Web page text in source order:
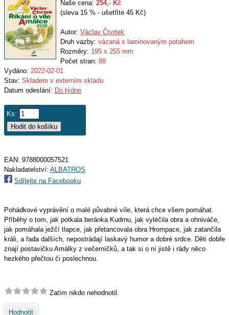
Naše cena: 254,- Kč
(sleva 15 % - ušetříte 45 Kč)
Autor: Václav Čtvrtek
Druh vazby: vázaná s laminovaným potahem
Rozměry: 195 x 255 mm
Počet stran: 88
Vydáno: 2022-02-01
Stav: Skladem v externím skladu
Datum odeslání: Do týdne
Ks:
EAN: 9788000057521
Nakladatelství: ALBATROS
Sdílejte na Facebooku
Pohádkové vyprávění o malé půvabné víle, která chce všem pomáhat.
Příběhy o tom, jak potkala beránka Kudrnu, jak vyléčila obra a ohniváče,
jak pomáhala ježčí tlapce, jak přetancovala obra Hrompace, jak zatančila
králi, a řada dalších, nepostrádají laskavý humor a dobré srdce. Děti dobře
znají postavičku Amálky z večerníčků, a tak si o ní jistě i rády něco
hezkého přečtou či poslechnou.
Zatím nikdo nehodnotil.
Hodnotit